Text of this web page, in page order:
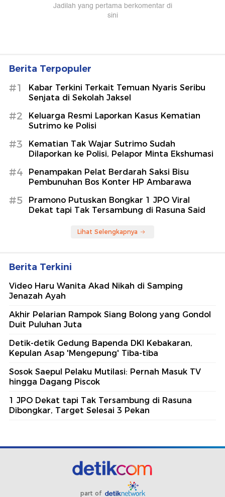
Berita Terpopuler
#1
Kabar Terkini Terkait Temuan Nyaris Seribu
Senjata di Sekolah Jaksel
#2
Keluarga Resmi Laporkan Kasus Kematian
Sutrimo ke Polisi
#3
Kematian Tak Wajar Sutrimo Sudah
Dilaporkan ke Polisi, Pelapor Minta Ekshumasi
#4
Penampakan Pelat Berdarah Saksi Bisu
Pembunuhan Bos Konter HP Ambarawa
#5
Pramono Putuskan Bongkar 1 JPO Viral
Dekat tapi Tak Tersambung di Rasuna Said
Lihat Selengkapnya
Berita Terkini
Video Haru Wanita Akad Nikah di Samping
Jenazah Ayah
Akhir Pelarian Rampok Siang Bolong yang Gondol
Duit Puluhan Juta
Detik-detik Gedung Bapenda DKI Kebakaran,
Kepulan Asap 'Mengepung' Tiba-tiba
Sosok Saepul Pelaku Mutilasi: Pernah Masuk TV
hingga Dagang Piscok
1 JPO Dekat tapi Tak Tersambung di Rasuna
Dibongkar, Target Selesai 3 Pekan
part of